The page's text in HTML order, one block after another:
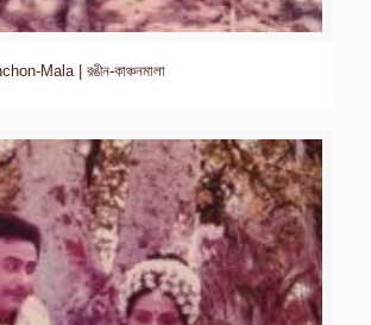
Mala | রঙীন-কাঞ্চনমালা